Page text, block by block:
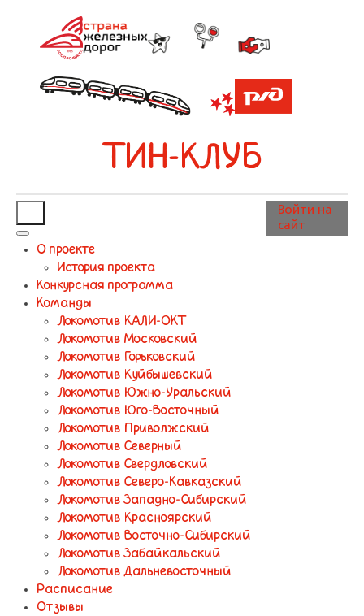
ТИН-КЛУБ
О проекте
История проекта
Конкурсная программа
Команды
Локомотив КАЛИ-ОКТ
Локомотив Московский
Локомотив Горьковский
Локомотив Куйбышевский
Локомотив Южно-Уральский
Локомотив Юго-Восточный
Локомотив Приволжский
Локомотив Северный
Локомотив Свердловский
Локомотив Северо-Кавказский
Локомотив Западно-Сибирский
Локомотив Красноярский
Локомотив Восточно-Сибирский
Локомотив Забайкальский
Локомотив Дальневосточный
Расписание
Отзывы
Войти на
сайт